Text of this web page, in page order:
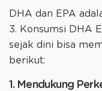
DHA dan EPA
3. Konsumsi DHA
sejak dini bisa
berikut:
1. Mendukung